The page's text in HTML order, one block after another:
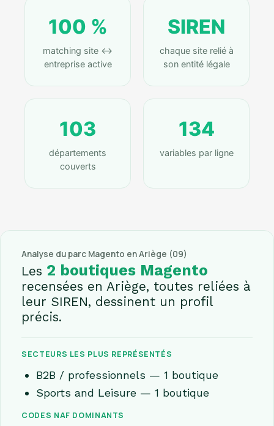
100 %
matching site ↔
entreprise active
SIREN
chaque site relié à
son entité légale
103
départements
couverts
134
variables par ligne
Analyse du parc Magento en Ariège (09)
Les 2 boutiques Magento
recensées en Ariège, toutes reliées à
leur SIREN, dessinent un profil
précis.
SECTEURS LES PLUS REPRÉSENTÉS
B2B / professionnels — 1 boutique
Sports and Leisure — 1 boutique
CODES NAF DOMINANTS